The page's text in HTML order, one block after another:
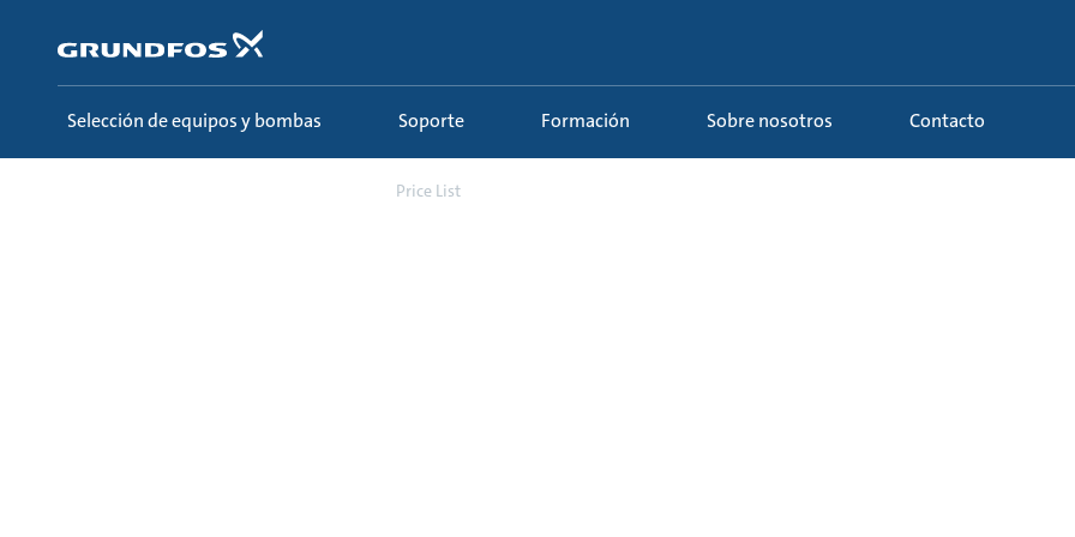
contenido
principal
Selección de equipos y bombas Soporte Formación Sobre nosotros Contacto
Price List